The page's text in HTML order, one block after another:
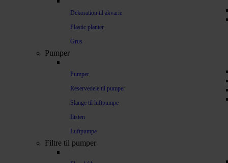
Dekoration til akvarie
Plastic planter
Grus
Pumper
Pumper
Reservedele til pumper
Slange til luftpumpe
Iltsten
Luftpumpe
Filtre til pumper